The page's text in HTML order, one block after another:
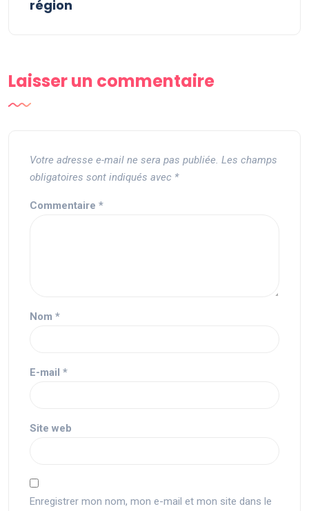
région
Laisser un commentaire
Votre adresse e-mail ne sera pas publiée. Les champs
obligatoires sont indiqués avec *
Commentaire *
Nom *
E-mail *
Site web
Enregistrer mon nom, mon e-mail et mon site dans le